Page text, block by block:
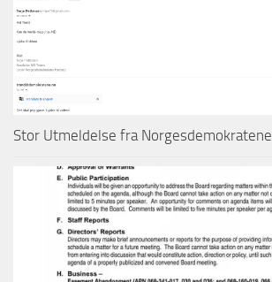
Stor Utmeldelse fra Norgesdemokratene